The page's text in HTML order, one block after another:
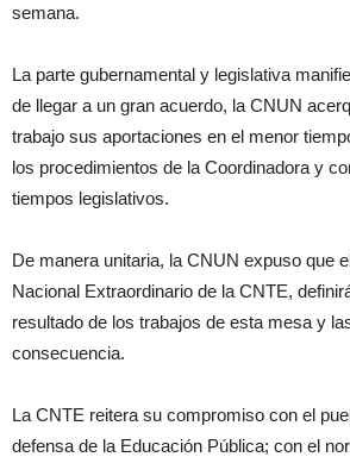
semana.
La parte gubernamental y legislativa
de llegar a un gran acuerdo, la CNUN
trabajo sus aportaciones en el menor
los procedimientos de la Coordinadora y
tiempos legislativos.
De manera unitaria, la CNUN expuso que
Nacional Extraordinario de la CNTE,
resultado de los trabajos de esta mesa y
consecuencia.
La CNTE reitera su compromiso con el
defensa de la Educación Pública; con el